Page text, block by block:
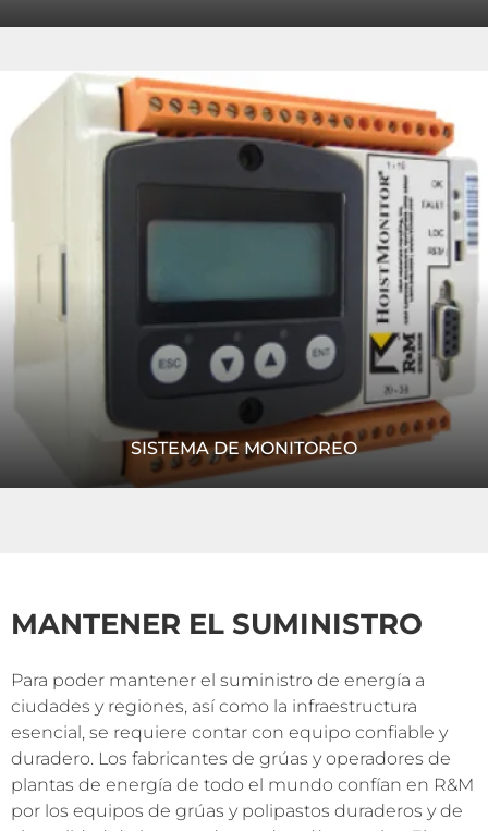
El gancho de cierre gatillo de R&M es una solución para
lograr un enganche de la carga más sencillo, seguro y
eficiente con sus eslingas y grilletes.
SISTEMA DE MONITOREO
más
MANTENER EL SUMINISTRO
Para poder mantener el suministro de energía a
ciudades y regiones, así como la infraestructura
esencial, se requiere contar con equipo confiable y
duradero. Los fabricantes de grúas y operadores de
plantas de energía de todo el mundo confían en R&M
por los equipos de grúas y polipastos duraderos y de